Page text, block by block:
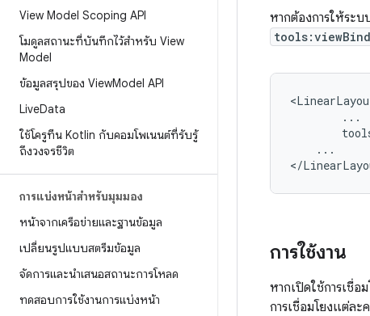
View Model Scoping API
โมดูลสถานะที่บันทึกไว้สำหรับ View
Model
ข้อมูลสรุปของ ViewModel API
LiveData
ใช้โครูทีน Kotlin กับคอมโพเนนต์ที่รับรู้
ถึงวงจรชีวิต
การแบ่งหน้าสำหรับมุมมอง
หน้าจากเครือข่ายและฐานข้อมูล
เปลี่ยนรูปแบบสตรีมข้อมูล
จัดการและนำเสนอสถานะการโหลด
ทดสอบการใช้งานการแบ่งหน้า
หากต้องการให้ระบ
...
การใช้งาน
หากเปิดใช้การเชื่อ
การเชื่อมโยงแต่ล